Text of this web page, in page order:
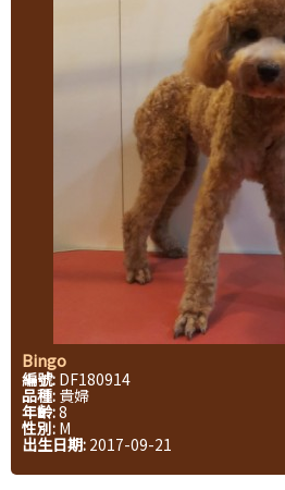
Bingo
編號: DF180914
品種: 貴婦
年齡:8
性別: M
出生日期: 2017-09-21